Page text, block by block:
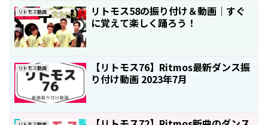
リトモス動画
リトモス58の振り付け＆動画｜すぐ
に覚えて楽しく踊ろう！
リトモス動画
【リトモス76】Ritmos最新ダンス振
り付け動画 2023年7月